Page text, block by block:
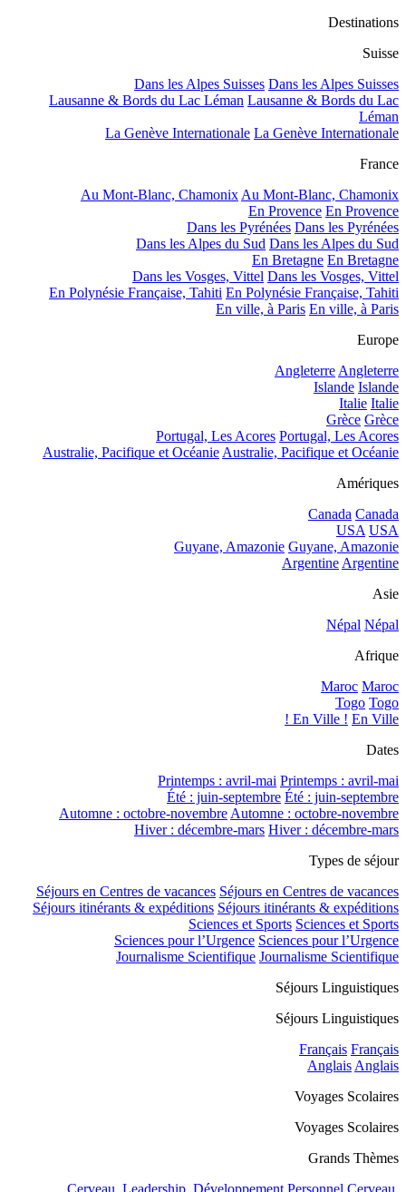
Destinations
Suisse
Dans les Alpes Suisses Dans les Alpes Suisses
Lausanne & Bords du Lac Léman Lausanne & Bords du Lac
Léman
La Genève Internationale La Genève Internationale
France
Au Mont-Blanc, Chamonix Au Mont-Blanc, Chamonix
En Provence En Provence
Dans les Pyrénées Dans les Pyrénées
Dans les Alpes du Sud Dans les Alpes du Sud
En Bretagne En Bretagne
Dans les Vosges, Vittel Dans les Vosges, Vittel
En Polynésie Française, Tahiti En Polynésie Française, Tahiti
En ville, à Paris En ville, à Paris
Europe
Angleterre Angleterre
Islande Islande
Italie Italie
Grèce Grèce
Portugal, Les Acores Portugal, Les Acores
Australie, Pacifique et Océanie Australie, Pacifique et Océanie
Amériques
Canada Canada
USA USA
Guyane, Amazonie Guyane, Amazonie
Argentine Argentine
Asie
Népal Népal
Afrique
Maroc Maroc
Togo Togo
En Ville ! En Ville !
Dates
Printemps : avril-mai Printemps : avril-mai
Été : juin-septembre Été : juin-septembre
Automne : octobre-novembre Automne : octobre-novembre
Hiver : décembre-mars Hiver : décembre-mars
Types de séjour
Séjours en Centres de vacances Séjours en Centres de vacances
Séjours itinérants & expéditions Séjours itinérants & expéditions
Sciences et Sports Sciences et Sports
Sciences pour l’Urgence Sciences pour l’Urgence
Journalisme Scientifique Journalisme Scientifique
Séjours Linguistiques
Séjours Linguistiques
Français Français
Anglais Anglais
Voyages Scolaires
Voyages Scolaires
Grands Thèmes
Cerveau, Leadership, Développement Personnel Cerveau,